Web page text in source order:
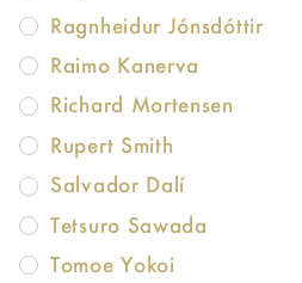
Ragnheidur Jónsdóttir
Raimo Kanerva
Richard Mortensen
Rupert Smith
Salvador Dalí
Tetsuro Sawada
Tomoe Yokoi